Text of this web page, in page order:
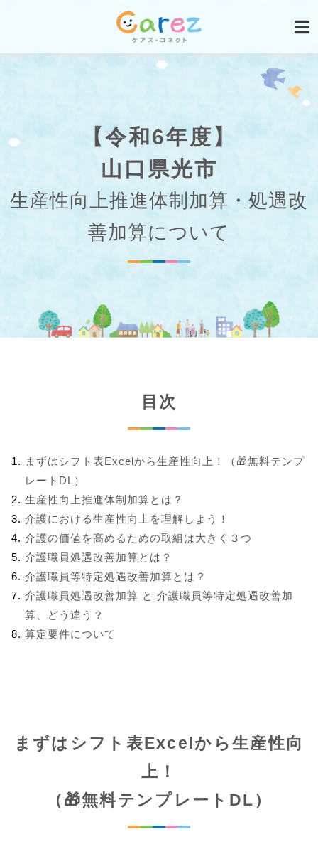
【令和6年度】
山口県光市
生産性向上推進体制加算・処遇改
善加算について
目次
まずはシフト表Excelから生産性向上！（🎁無料テンプ
レートDL）
生産性向上推進体制加算とは？
介護における生産性向上を理解しよう！
介護の価値を高めるための取組は大きく３つ
介護職員処遇改善加算とは？
介護職員等特定処遇改善加算とは？
介護職員処遇改善加算 と 介護職員等特定処遇改善加
算、どう違う？
算定要件について
まずはシフト表Excelから生産性向
上！
（🎁無料テンプレートDL）